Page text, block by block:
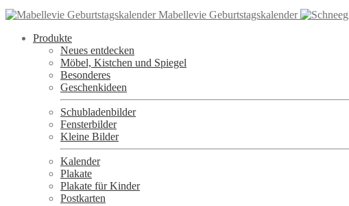
Mabellevie Geburtstagskalender
Produkte
Neues entdecken
Möbel, Kistchen und Spiegel
Besonderes
Geschenkideen
Schubladenbilder
Fensterbilder
Kleine Bilder
Kalender
Plakate
Plakate für Kinder
Postkarten